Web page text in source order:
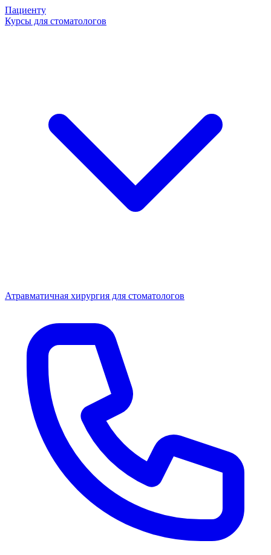
Пациенту
Курсы для стоматологов
Атравматичная хирургия для стоматологов